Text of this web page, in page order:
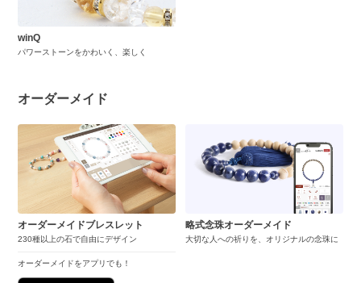
winQ
パワーストーンをかわいく、楽しく
オーダーメイド
オーダーメイドブレスレット
230種以上の石で自由にデザイン
オーダーメイドをアプリでも！
略式念珠オーダーメイド
大切な人への祈りを、オリジナルの念珠に